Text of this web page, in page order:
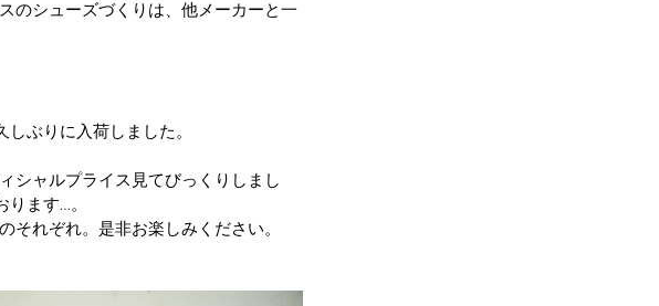
のシューズづくりは、他メーカーと一
ぶりに入荷しました。
シャルプライス見てびっくりしまし
ます…。
れぞれ。是非お楽しみください。